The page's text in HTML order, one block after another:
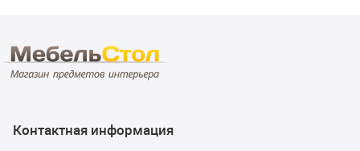
Контактная информация